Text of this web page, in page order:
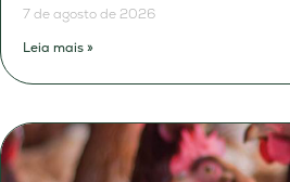
7 de agosto de 2026
Leia mais »